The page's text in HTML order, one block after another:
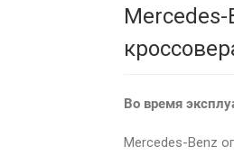
Во время
Mercedes-Benz